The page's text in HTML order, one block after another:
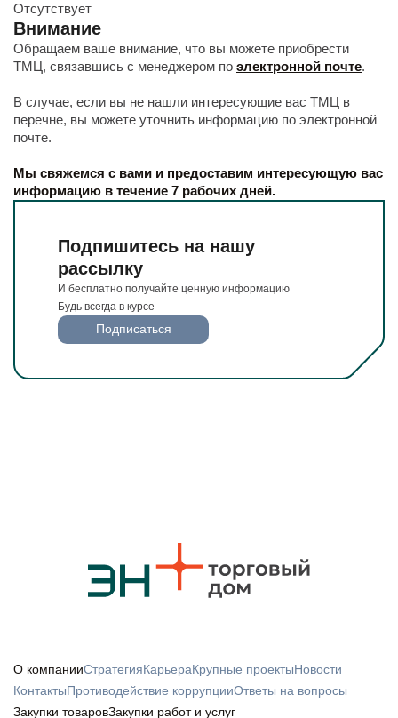
Отсутствует
Внимание
Обращаем ваше внимание, что вы можете приобрести
ТМЦ, связавшись с менеджером по электронной почте.
В случае, если вы не нашли интересующие вас ТМЦ в
перечне, вы можете уточнить информацию по электронной
почте.
Мы свяжемся с вами и предоставим интересующую вас
информацию в течение 7 рабочих дней.
Подпишитесь на нашу
рассылку
И бесплатно получайте ценную информацию
Будь всегда в курсе
Подписаться
О компанииСтратегияКарьераКрупные проектыНовости
КонтактыПротиводействие коррупцииОтветы на вопросы
Закупки товаровЗакупки работ и услуг